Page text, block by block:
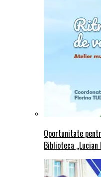
Oportunitate
Biblioteca „Lucian